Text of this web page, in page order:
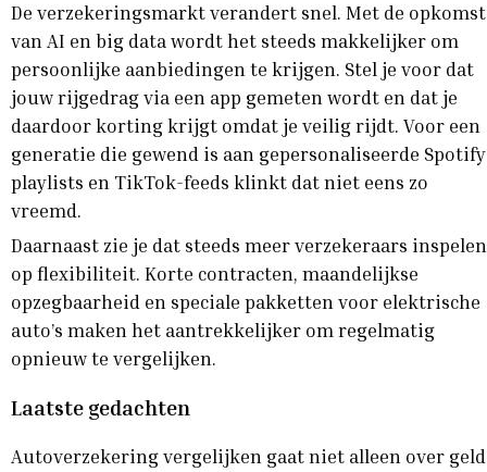
De verzekeringsmarkt verandert snel. Met de opkomst
van AI en big data wordt het steeds makkelijker om
persoonlijke aanbiedingen te krijgen. Stel je voor dat
jouw rijgedrag via een app gemeten wordt en dat je
daardoor korting krijgt omdat je veilig rijdt. Voor een
generatie die gewend is aan gepersonaliseerde
playlists en TikTok-feeds klinkt dat niet eens zo
vreemd.
Daarnaast zie je dat steeds meer verzekeraars inspelen
op flexibiliteit. Korte contracten, maandelijkse
opzegbaarheid en speciale pakketten voor elektrische
auto’s maken het aantrekkelijker om regelmatig
opnieuw te vergelijken.
Laatste gedachten
Autoverzekering vergelijken gaat niet alleen over geld